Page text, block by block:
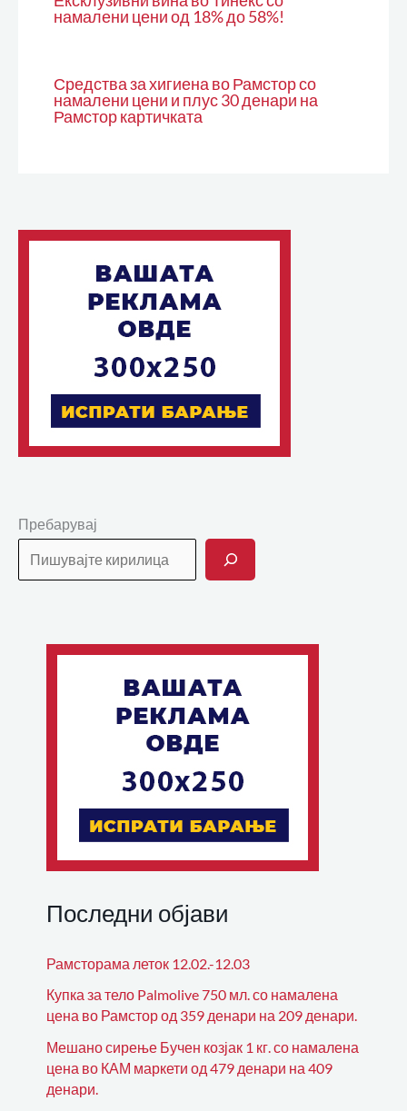
намалени цени од 18% до 58%!
Средства за хигиена во Рамстор со
намалени цени и плус 30 денари на
Рамстор картичката
Пребарувај
Последни објави
Рамсторама леток 12.02.-12.03
Купка за тело Palmolive 750 мл. со намалена
цена во Рамстор од 359 денари на 209 денари.
Мешано сирење Бучен козјак 1 кг. со намалена
цена во КАМ маркети од 479 денари на 409
денари.